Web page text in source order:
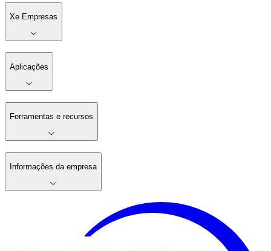
Xe Empresas
Aplicações
Ferramentas e recursos
Informações da empresa